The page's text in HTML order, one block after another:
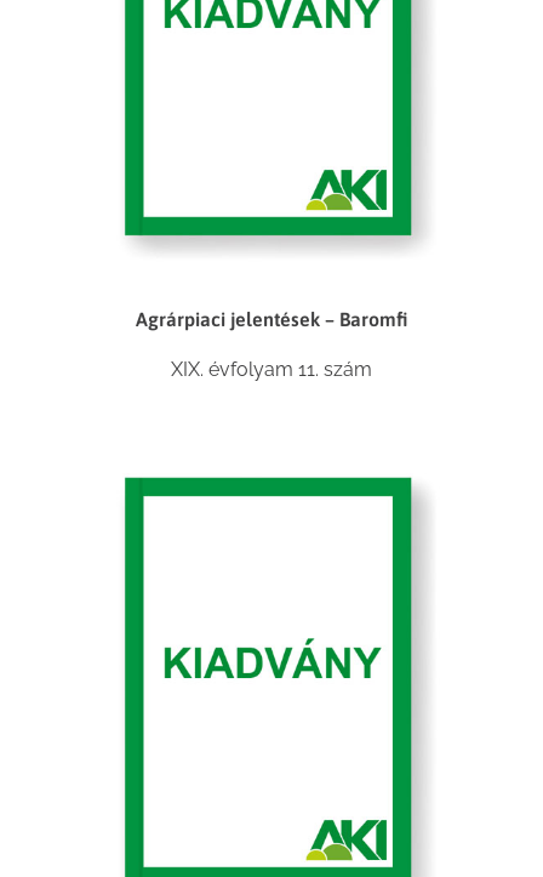
Agrárpiaci jelentések – Baromfi
XIX. évfolyam 11. szám